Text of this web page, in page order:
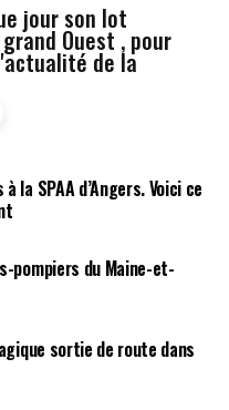
jour son lot
Ouest , pour
de la
la SPAA d’Angers. Voici ce
pompiers du Maine-et-
sortie de route dans